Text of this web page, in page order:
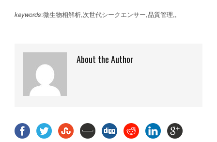
keywords:微生物相解析,次世代シークエンサー,品質管理,,
About the Author